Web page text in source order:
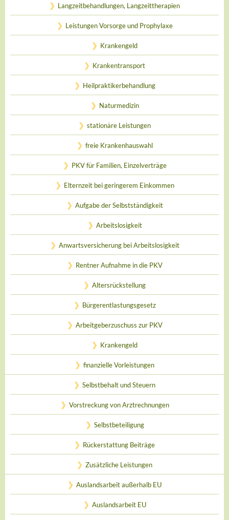
Langzeitbehandlungen, Langzeittherapien
Leistungen Vorsorge und Prophylaxe
Krankengeld
Krankentransport
Heilpraktikerbehandlung
Naturmedizin
stationäre Leistungen
freie Krankenhauswahl
PKV für Familien, Einzelverträge
Elternzeit bei geringerem Einkommen
Aufgabe der Selbstständigkeit
Arbeitslosigkeit
Anwartsversicherung bei Arbeitslosigkeit
Rentner Aufnahme in die PKV
Altersrückstellung
Bürgerentlastungsgesetz
Arbeitgeberzuschuss zur PKV
Krankengeld
finanzielle Vorleistungen
Selbstbehalt und Steuern
Vorstreckung von Arztrechnungen
Selbstbeteiligung
Rückerstattung Beiträge
Zusätzliche Leistungen
Auslandsarbeit außerhalb EU
Auslandsarbeit EU